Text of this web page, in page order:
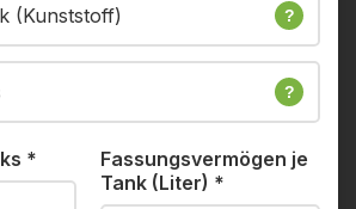
(Kunststoff) ?
?
*
Fassungsvermögen je
Tank (Liter) *